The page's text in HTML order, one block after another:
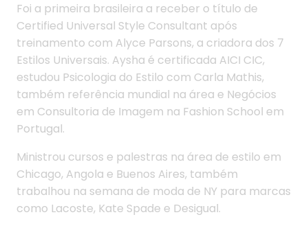
Foi a primeira brasileira a receber o título de
Certified Universal Style Consultant após
treinamento com Alyce Parsons, a criadora dos 7
Estilos Universais. Aysha é certificada AICI CIC,
estudou Psicologia do Estilo com Carla Mathis,
também referência mundial na área e Negócios
em Consultoria de Imagem na Fashion School em
Portugal.
Ministrou cursos e palestras na área de estilo em
Chicago, Angola e Buenos Aires, também
trabalhou na semana de moda de NY para marcas
como Lacoste, Kate Spade e Desigual.